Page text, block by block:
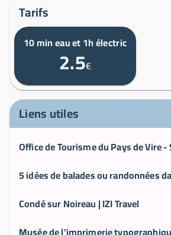
Tarifs
10 min eau et 1h électric
2.5€
Liens utiles
Condé sur Noireau | IZI Travel